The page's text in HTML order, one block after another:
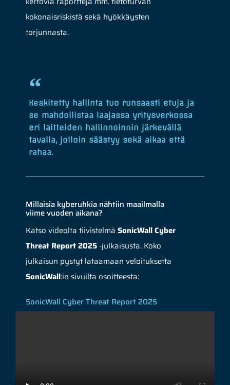
kokonaisriskistä sekä hyökkäysten
torjunnasta.
Keskitetty hallinta tuo runsaasti etuja ja
se mahdollistaa laajassa yritysverkossa
eri laitteiden hallinnoinnin järkevällä
tavalla, jolloin säästyy sekä aikaa että
rahaa.
Millaisia kyberuhkia nähtiin maailmalla
viime vuoden aikana?
Katso videolta tiivistelmä SonicWall Cyber
Threat Report 2025 -julkaisusta. Koko
julkaisun pystyt lataamaan veloituksetta
SonicWall:in sivuilta osoitteesta:
SonicWall Cyber Threat Report 2025